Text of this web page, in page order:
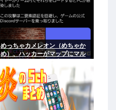
めっちゃカメレオン（めちゃか
め）、ハッカーがマップにマル